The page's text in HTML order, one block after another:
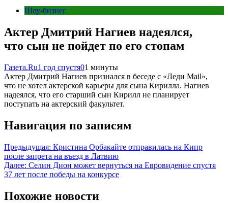
Шоу-бизнес
Актер Дмитрий Нагиев надеялся,
что сын не пойдет по его стопам
Газета.Ru1 год спустя01 минуты
Актер Дмитрий Нагиев признался в беседе с «Леди Mail»,
что не хотел актерской карьеры для сына Кирилла. Нагиев
надеялся, что его старший сын Кирилл не планирует
поступать на актерский факультет.
Навигация по записям
Предыдущая: Кристина Орбакайте отправилась на Кипр
после запрета на въезд в Латвию
Далее: Селин Дион может вернуться на Евровидение спустя
37 лет после победы на конкурсе
Похожие новости